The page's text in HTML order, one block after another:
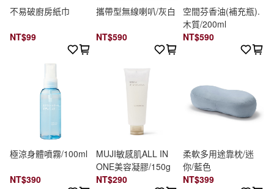
不易破廚房紙巾
NT$99
攜帶型無線喇叭/灰白
NT$590
空間芬香油(補充瓶).
木質/200ml
NT$590
極涼身體噴霧/100ml
NT$390
MUJI敏感肌ALL IN
ONE美容凝膠/150g
NT$290
柔軟多用途靠枕/迷
你/藍色
NT$399